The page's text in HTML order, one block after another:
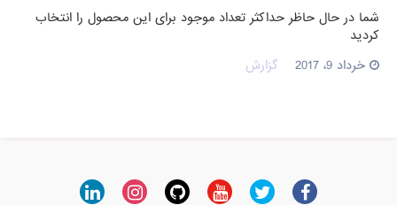
شما در حال حاظر حداکثر تعداد موجود برای این محصول را انتخاب
کردید
خرداد 9، 2017
گزارش